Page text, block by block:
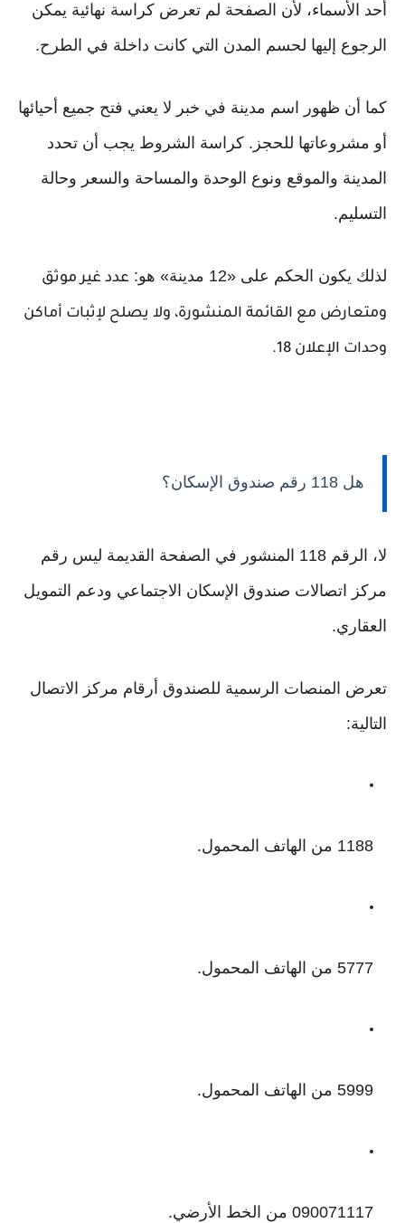
أحد الأسماء، لأن الصفحة لم تعرض كراسة نهائية يمكن
الرجوع إليها لحسم المدن التي كانت داخلة في الطرح.
كما أن ظهور اسم مدينة في خبر لا يعني فتح جميع أحيائها
أو مشروعاتها للحجز. كراسة الشروط يجب أن تحدد
المدينة والموقع ونوع الوحدة والمساحة والسعر وحالة
التسليم.
لذلك يكون الحكم على «12 مدينة» هو: عدد غير موثق
ومتعارض مع القائمة المنشورة، ولا يصلح لإثبات أماكن
وحدات الإعلان 18.
هل 118 رقم صندوق الإسكان؟
لا، الرقم 118 المنشور في الصفحة القديمة ليس رقم
مركز اتصالات صندوق الإسكان الاجتماعي ودعم التمويل
العقاري.
تعرض المنصات الرسمية للصندوق أرقام مركز الاتصال
التالية:
1188 من الهاتف المحمول.
5777 من الهاتف المحمول.
5999 من الهاتف المحمول.
090071117 من الخط الأرضي.